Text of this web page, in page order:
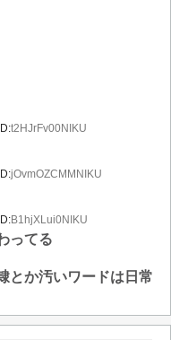
t2HJrFv00NIKU
jOvmOZCMMNIKU
B1hjXLui0NIKU
ってる
とか汚いワードは日常